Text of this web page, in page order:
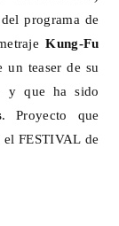
programa de
Kung-Fu
un teaser de su
, y que ha sido
. Proyecto que
FESTIVAL de